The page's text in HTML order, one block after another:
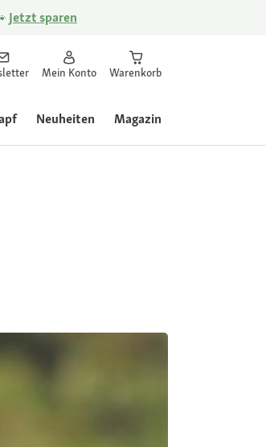
Jetzt sparen
Mein Konto Warenkorb
Neuheiten Magazin